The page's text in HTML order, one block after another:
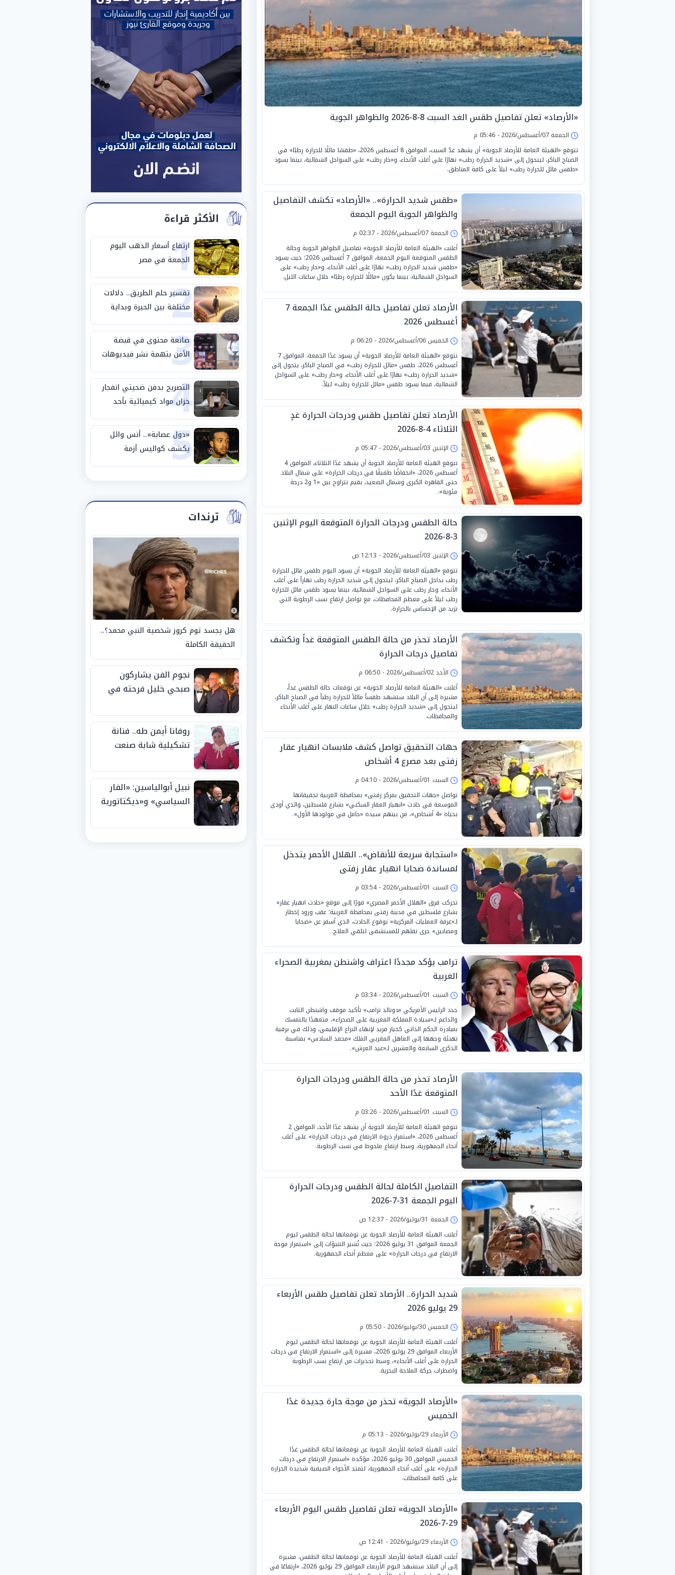
«الأرصاد» تعلن تفاصيل طقس الغد السبت 8-8-2026 والظواهر الجوية
الجمعة 07/أغسطس/2026 - 05:46 م
تتوقع «الهيئة العامة للأرصاد الجوية» أن يشهد غدٌ السبت، الموافق 8 أغسطس 2026، «طقسًا مائلًا للحرارة رطبًا» في
الصباح الباكر، ليتحول إلى «شديد الحرارة رطب» نهارًا على أغلب الأنحاء، و«حار رطب» على السواحل الشمالية، بينما يسود
«طقس مائل للحرارة رطب» ليلاً على كافة المناطق.
«طقس شديد الحرارة».. «الأرصاد» تكشف التفاصيل
والظواهر الجوية اليوم الجمعة
الجمعة 07/أغسطس/2026 - 02:37 م
أعلنت «الهيئة العامة للأرصاد الجوية» تفاصيل الظواهر الجوية وحالة
الطقس المتوقعة اليوم الجمعة، الموافق 7 أغسطس 2026؛ حيث يسود
«طقس شديد الحرارة رطب» نهارًا على أغلب الأنحاء، و«حار رطب» على
السواحل الشمالية، بينما يكون «مائلًا للحرارة رطبًا» خلال ساعات الليل.
الأرصاد تعلن تفاصيل حالة الطقس غدًا الجمعة 7
أغسطس 2026
الخميس 06/أغسطس/2026 - 06:20 م
تتوقع «الهيئة العامة للأرصاد الجوية» أن يسود غدًا الجمعة، الموافق 7
أغسطس 2026، طقس «مائل للحرارة رطب» في الصباح الباكر، يتحول إلى
«شديد الحرارة رطب» نهارًا على أغلب الأنحاء، و«حار رطب» على السواحل
الشمالية، فيما يسود طقس «مائل للحرارة رطب» ليلاً.
الأرصاد تعلن تفاصيل طقس ودرجات الحرارة غدٍ
الثلاثاء 4-8-2026
الإثنين 03/أغسطس/2026 - 05:47 م
تتوقع الهيئة العامة للأرصاد الجوية أن يشهد غدًا الثلاثاء، الموافق 4
أغسطس 2026، «انخفاضًا طفيفًا في درجات الحرارة» على شمال البلاد
حتى القاهرة الكبرى وشمال الصعيد، بقيم تتراوح بين «1 و2 درجة
مئوية».
حالة الطقس ودرجات الحرارة المتوقعة اليوم الإثنين
3-8-2026
الإثنين 03/أغسطس/2026 - 12:13 ص
تتوقع «الهيئة العامة للأرصاد الجوية» أن يسود اليوم طقس مائل للحرارة
رطب بداخل الصباح الباكر، ليتحول إلى شديد الحرارة رطب نهاراً على أغلب
الأنحاء، وحار رطب على السواحل الشمالية، بينما يسود طقس مائل للحرارة
رطب ليلاً على معظم المحافظات، مع تواصل ارتفاع نسب الرطوبة التي
تزيد من الإحساس بالحرارة.
الأرصاد تحذر من حالة الطقس المتوقعة غداً وتكشف
تفاصيل درجات الحرارة
الأحد 02/أغسطس/2026 - 06:50 م
أعلنت «الهيئة العامة للأرصاد الجوية» عن توقعات حالة الطقس غداً،
مشيرة إلى أن البلاد ستشهد طقساً مائلاً للحرارة رطباً في الصباح الباكر،
ليتحول إلى «شديد الحرارة رطب» خلال ساعات النهار على أغلب الأنحاء
والمحافظات.
جهات التحقيق تواصل كشف ملابسات انهيار عقار
زفتى بعد مصرع 4 أشخاص
السبت 01/أغسطس/2026 - 04:10 م
تواصل «جهات التحقيق بمركز زفتى» بمحافظة الغربية تحقيقاتها
الموسعة في حادث «انهيار العقار السكني» بشارع فلسطين، والذي أودى
بحياة «4 أشخاص»، من بينهم سيدة «حامل في مولودها الأول».
«استجابة سريعة للأنقاض».. الهلال الأحمر يتدخل
لمساندة ضحايا انهيار عقار زفتى
السبت 01/أغسطس/2026 - 03:54 م
تحركت فرق «الهلال الأحمر المصري» فورًا إلى موقع «حادث انهيار عقار»
بشارع فلسطين في مدينة زفتى بمحافظة الغربية؛ عقب ورود إخطار
لـ«غرفة العمليات المركزية» بوقوع الحادث، الذي أسفر عن «ضحايا
ومصابين» جرى نقلهم للمستشفى لتلقي العلاج.
ترامب يؤكد مجددًا اعتراف واشنطن بمغربية الصحراء
الغربية
السبت 01/أغسطس/2026 - 03:34 م
جدد الرئيس الأمريكي «دونالد ترامب» تأكيد موقف واشنطن الثابت
والداعم لـ«سيادة المملكة المغربية على الصحراء»، متعهدًا بالتمسك
بمبادرة الحكم الذاتي كخيار فريد لإنهاء النزاع الإقليمي، وذلك في برقية
تهنئة وجهها إلى العاهل المغربي الملك «محمد السادس» بمناسبة
الذكرى السابعة والعشرين لـ«عيد العرش».
الأرصاد تحذر من حالة الطقس ودرجات الحرارة
المتوقعة غدًا الأحد
السبت 01/أغسطس/2026 - 03:26 م
تتوقع الهيئة العامة للأرصاد الجوية أن يشهد غدًا الأحد، الموافق 2
أغسطس 2026، «استمرار ذروة الارتفاع في درجات الحرارة» على أغلب
أنحاء الجمهورية، وسط ارتفاع ملحوظ في نسب الرطوبة.
التفاصيل الكاملة لحالة الطقس ودرجات الحرارة
اليوم الجمعة 31-7-2026
الجمعة 31/يوليو/2026 - 12:37 ص
أعلنت الهيئة العامة للأرصاد الجوية عن توقعاتها لحالة الطقس ليوم
الجمعة الموافق 31 يوليو 2026؛ حيث تُشير التنبؤات إلى «استمرار موجة
الارتفاع في درجات الحرارة» على معظم أنحاء الجمهورية.
شديد الحرارة.. الأرصاد تعلن تفاصيل طقس الأربعاء
29 يوليو 2026
الخميس 30/يوليو/2026 - 05:50 م
أعلنت الهيئة العامة للأرصاد الجوية عن توقعاتها لحالة الطقس ليوم
الأربعاء الموافق 29 يوليو 2026، مشيرة إلى «استمرار الارتفاع في درجات
الحرارة على أغلب الأنحاء»، وسط تحذيرات من ارتفاع نسب الرطوبة
واضطراب حركة الملاحة البحرية.
«الأرصاد الجوية» تحذر من موجة حارة جديدة غدًا
الخميس
الأربعاء 29/يوليو/2026 - 05:13 م
أعلنت الهيئة العامة للأرصاد الجوية عن توقعاتها لحالة الطقس غدًا
الخميس الموافق 30 يوليو 2026، مؤكدة «استمرار الارتفاع في درجات
الحرارة» على أغلب أنحاء الجمهورية، لتمتد الأجواء الصيفية شديدة الحرارة
على كافة المحافظات.
«الأرصاد الجوية» تعلن تفاصيل طقس اليوم الأربعاء
29-7-2026
الأربعاء 29/يوليو/2026 - 12:41 ص
أعلنت الهيئة العامة للأرصاد الجوية عن توقعاتها لحالة الطقس، مشيرة
إلى أن البلاد ستشهد اليوم الأربعاء الموافق 29 يوليو 2026، «ارتفاعًا في
الأكثر قراءة
1
ارتفاع أسعار الذهب اليوم
الجمعة في مصر
2
تفسير حلم الطريق.. دلالات
مختلفة بين الحيرة وبداية
مرحلة جديدة
3
صانعة محتوى في قبضة
الأمن بتهمة نشر فيديوهات
خادشة للحياء
4
التصريح بدفن ضحيتي انفجار
خزان مواد كيميائية بأحد
مصانع الفيوم
5
«دول عصابة».. أنس وائل
يكشف كواليس أزمة
استبعاده المفاجئ من
ترندات
هل يجسد توم كروز شخصية النبي محمد؟..
الحقيقة الكاملة
نجوم الفن يشاركون
صبحي خليل فرحته في
روفانا أيمن طه.. فنانة
تشكيلية شابة صنعت
الجوائز منذ الصغر
نبيل أبوالياسين: «الفار
السياسي» و«ديكتاتورية
الفيفا».. وإقالة